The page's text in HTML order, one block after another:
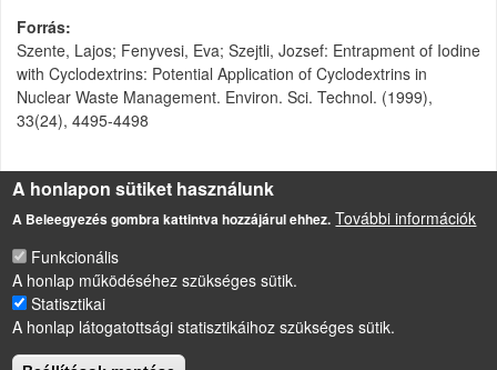
Forrás
Szente, Lajos; Fenyvesi, Eva; Szejtli, Jozsef: Entrapment of Iodine
with Cyclodextrins: Potential Application of Cyclodextrins in
Nuclear Waste Management. Environ. Sci. Technol. (1999),
33(24), 4495-4498
Csatolmány
Jód megkötése ciklodextrinnel.pps
428 KB
LÁBLÉC
Impresszum
Sütikezelési szabályzat
A honlapon sütiket használunk
A Beleegyezés gombra kattintva hozzájárul ehhez. További információk
Funkcionális
A honlap működéséhez szükséges sütik.
Statisztikai
A honlap látogatottsági statisztikáihoz szükséges sütik.